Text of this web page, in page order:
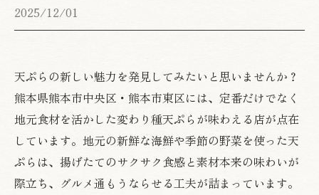
2025/12/01
天ぷらの新しい魅力を発見してみたいと思いませんか？
熊本県熊本市中央区・熊本市東区には、定番だけでなく
地元食材を活かした変わり種天ぷらが味わえる店が点在
しています。地元の新鮮な海鮮や季節の野菜を使った天
ぷらは、揚げたてのサクサク食感と素材本来の味わいが
際立ち、グルメ通もうならせる工夫が詰まっています。